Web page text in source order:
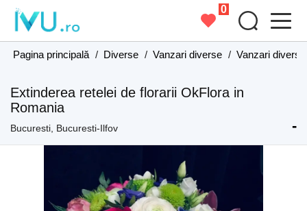
0
Pagina principală / Diverse / Vanzari diverse / Vanzari
Extinderea retelei de florarii OkFlora in
Romania
Bucuresti, Bucuresti-Ilfov -